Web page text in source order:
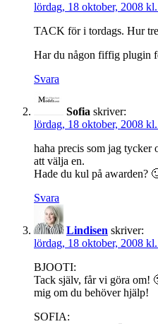
lördag, 18 oktober, 2008
TACK för i tordags. Hur
Har du någon fiffig plugin
Svara
Sofia skriver:
lördag, 18 oktober, 2008
haha precis som jag tycker
att välja en.
Hade du kul på awarden?
Svara
Lindisen skriver:
lördag, 18 oktober, 2008
BJOOTI:
Tack själv, får vi göra om!
mig om du behöver hjälp!
SOFIA: